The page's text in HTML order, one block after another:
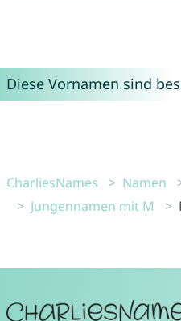
Diese Vornamen sind
CharliesNames Namen
Jungennamen mit M